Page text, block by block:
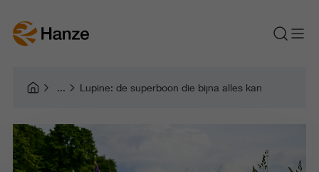
Lupine: de superboon die bijna alles kan